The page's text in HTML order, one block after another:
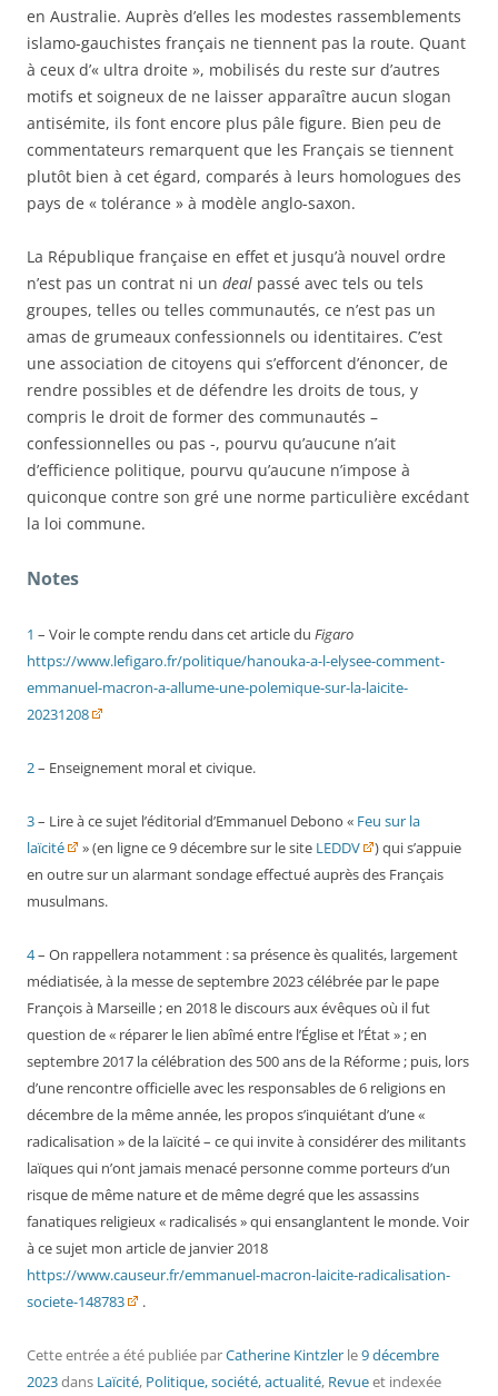
en Australie. Auprès d’elles les modestes rassemblements
islamo-gauchistes français ne tiennent pas la route. Quant
à ceux d’« ultra droite », mobilisés du reste sur d’autres
motifs et soigneux de ne laisser apparaître aucun slogan
antisémite, ils font encore plus pâle figure. Bien peu de
commentateurs remarquent que les Français se tiennent
plutôt bien à cet égard, comparés à leurs homologues des
pays de « tolérance » à modèle anglo-saxon.
La République française en effet et jusqu’à nouvel ordre
n’est pas un contrat ni un deal passé avec tels ou tels
groupes, telles ou telles communautés, ce n’est pas un
amas de grumeaux confessionnels ou identitaires. C’est
une association de citoyens qui s’efforcent d’énoncer, de
rendre possibles et de défendre les droits de tous, y
compris le droit de former des communautés –
confessionnelles ou pas -, pourvu qu’aucune n’ait
d’efficience politique, pourvu qu’aucune n’impose à
quiconque contre son gré une norme particulière excédant
la loi commune.
Notes
1 – Voir le compte rendu dans cet article du Figaro
https://www.lefigaro.fr/politique/hanouka-a-l-elysee-comment-
emmanuel-macron-a-allume-une-polemique-sur-la-laicite-
20231208
2– Enseignement moral et civique.
3– Lire à ce sujet l’éditorial d’Emmanuel Debono « Feu sur la
laïcité
» (en ligne ce 9 décembre sur le site LEDDV
) qui s’appuie
en outre sur un alarmant sondage effectué auprès des Français
musulmans.
4– On rappellera notamment : sa présence ès qualités, largement
médiatisée, à la messe de septembre 2023 célébrée par le pape
François à Marseille ; en 2018 le discours aux évêques où il fut
question de « réparer le lien abîmé entre l’Église et l’État » ; en
septembre 2017 la célébration des 500 ans de la Réforme ; puis, lors
d’une rencontre officielle avec les responsables de 6 religions en
décembre de la même année, les propos s’inquiétant d’une «
radicalisation » de la laïcité – ce qui invite à considérer des militants
laïques qui n’ont jamais menacé personne comme porteurs d’un
risque de même nature et de même degré que les assassins
fanatiques religieux « radicalisés » qui ensanglantent le monde. Voir
à ce sujet mon article de janvier 2018
https://www.causeur.fr/emmanuel-macron-laicite-radicalisation-
societe-148783
.
Cette entrée a été publiée parCatherine Kintzler le9 décembre
2023dans Laïcité, Politique, société, actualité, Revueet indexée